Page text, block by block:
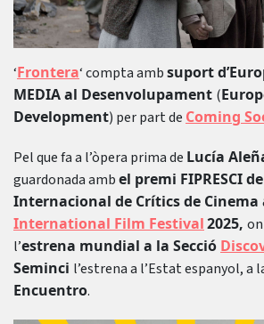
‘Frontera‘ compta ambsuport
MEDIA al Desenvolupament (
Development) per part de Coming
Pel que fa a l’òpera prima de Lucía
guardonada ambel premi FIPRESCI
Internacional de Crítics de Cinema
International Film Festival2025,
l’estrena mundial a la Secció
Seminci l’estrena a l’Estat espanyol, a
Encuentro.